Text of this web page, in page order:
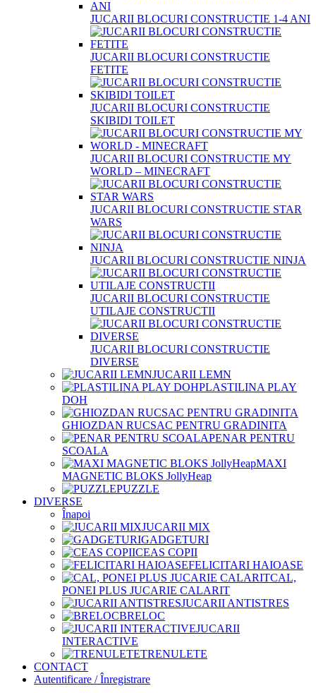
JUCARII BLOCURI CONSTRUCTIE 1-4 ANI
JUCARII BLOCURI CONSTRUCTIE
FETITE
JUCARII BLOCURI CONSTRUCTIE
SKIBIDI TOILET
JUCARII BLOCURI CONSTRUCTIE MY
WORLD – MINECRAFT
JUCARII BLOCURI CONSTRUCTIE STAR
WARS
JUCARII BLOCURI CONSTRUCTIE NINJA
JUCARII BLOCURI CONSTRUCTIE
UTILAJE CONSTRUCTII
JUCARII BLOCURI CONSTRUCTIE
DIVERSE
JUCARII LEMN
PLASTILINA PLAY
DOH
GHIOZDAN RUCSAC PENTRU GRADINITA
PENAR PENTRU
SCOALA
MAXI
MAGNETIC BLOKS JollyHeap
PUZZLE
DIVERSE
Înapoi
JUCARII MIX
GADGETURI
CEAS COPII
FELICITARI HAIOASE
CAL,
PONEI PLUS JUCARIE CALARIT
JUCARII ANTISTRES
BRELOC
JUCARII
INTERACTIVE
TRENULETE
CONTACT
Autentificare / Înregistrare